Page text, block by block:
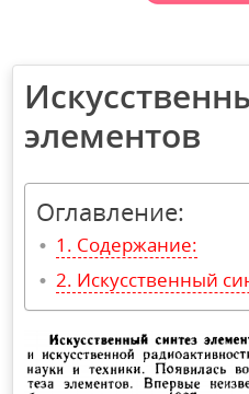
элементов
Оглавление:
Содержание:
Искусственный